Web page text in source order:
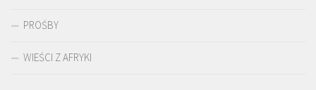
PROŚBY
WIEŚCI Z AFRYKI